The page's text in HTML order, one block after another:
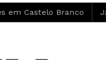
Já começaram